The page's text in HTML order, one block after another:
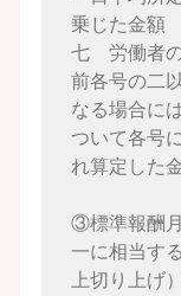
乗じた金額
七　労働者
前各号の二
なる場合に
ついて各号
れ算定した
③標準報酬
一に相当す
上切り上げ